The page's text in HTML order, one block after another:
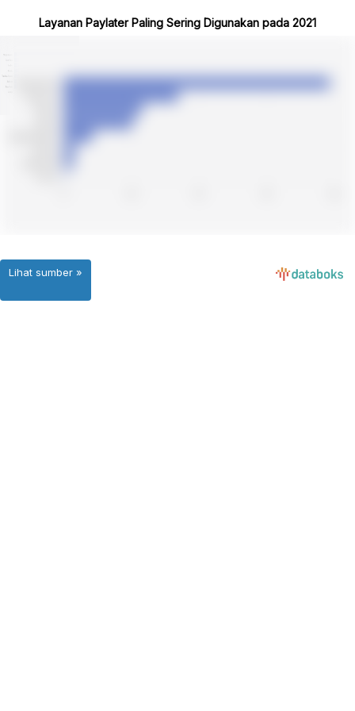
Layanan Paylater Paling Sering Digunakan pada 2021
Lihat sumber »